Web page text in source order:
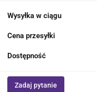
Wysyłka w ciągu
Cena przesyłki
Dostępność
Zadaj pytanie